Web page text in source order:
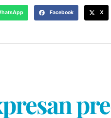
Facebook X